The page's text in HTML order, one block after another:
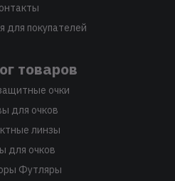
для покупателей
товаров
очки
для очков
линзы
для очков
Футляры